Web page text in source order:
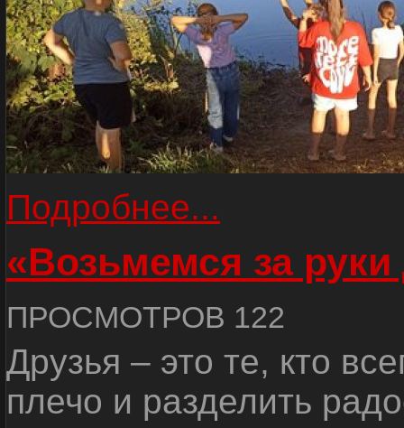
Подробнее...
«Возьмемся за руки
ПРОСМОТРОВ 122
Друзья – это те, кто
плечо и разделить